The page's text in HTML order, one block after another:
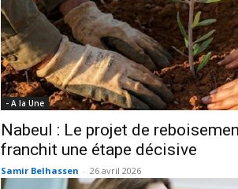
- A la Une
Nabeul : Le projet de
franchit une étape décisive
Samir Belhassen - 26 avril 2026